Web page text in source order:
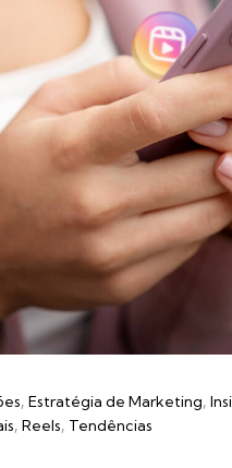
Estratégia de Marketing
Reels Tendências